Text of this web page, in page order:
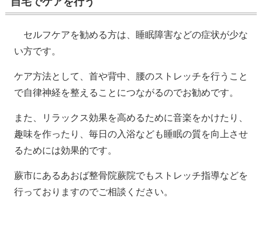
セルフケアを勧める方は、睡眠障害などの症状が少な
い方です。
ケア方法として、首や背中、腰のストレッチを行うこと
で自律神経を整えることにつながるのでお勧めです。
また、リラックス効果を高めるために音楽をかけたり、
趣味を作ったり、毎日の入浴なども睡眠の質を向上させ
るためには効果的です。
蕨市にあるあおば整骨院蕨院でもストレッチ指導などを
行っておりますのでご相談ください。